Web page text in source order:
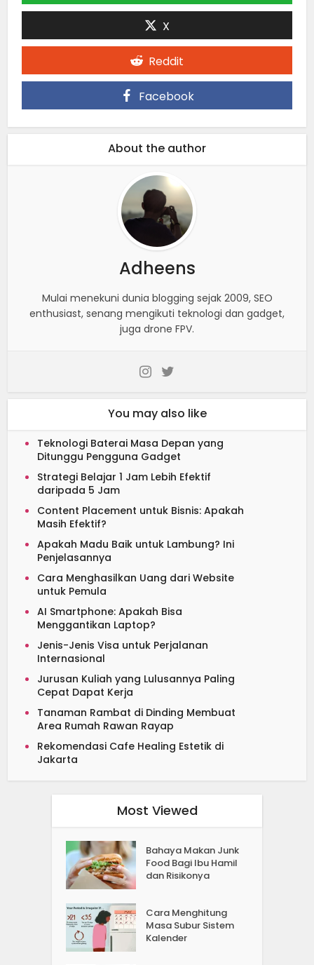
X
Reddit
Facebook
About the author
Adheens
Mulai menekuni dunia blogging sejak 2009, SEO
enthusiast, senang mengikuti teknologi dan gadget,
juga drone FPV.
You may also like
Teknologi Baterai Masa Depan yang
Ditunggu Pengguna Gadget
Strategi Belajar 1 Jam Lebih Efektif
daripada 5 Jam
Content Placement untuk Bisnis: Apakah
Masih Efektif?
Apakah Madu Baik untuk Lambung? Ini
Penjelasannya
Cara Menghasilkan Uang dari Website
untuk Pemula
AI Smartphone: Apakah Bisa
Menggantikan Laptop?
Jenis-Jenis Visa untuk Perjalanan
Internasional
Jurusan Kuliah yang Lulusannya Paling
Cepat Dapat Kerja
Tanaman Rambat di Dinding Membuat
Area Rumah Rawan Rayap
Rekomendasi Cafe Healing Estetik di
Jakarta
Most Viewed
Bahaya Makan Junk
Food Bagi Ibu Hamil
dan Risikonya
Cara Menghitung
Masa Subur Sistem
Kalender